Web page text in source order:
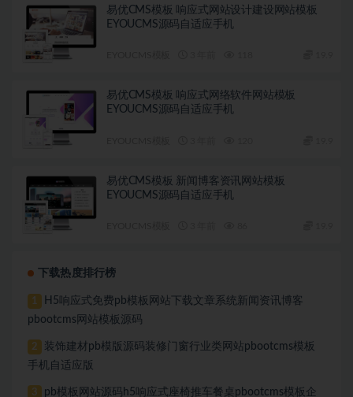
易优CMS模板 响应式网站设计建设网站模板
EYOUCMS源码自适应手机
易优CMS模板 响应式网络软件网站模板
EYOUCMS源码自适应手机
易优CMS模板 新闻博客资讯网站模板
EYOUCMS源码自适应手机
下载热度排行榜
1
H5响应式免费pb模板网站下载文章系统新闻资讯博客
pbootcms网站模板源码
2
装饰建材pb模版源码装修门窗行业类网站pbootcms模板
手机自适应版
3
pb模板网站源码h5响应式座椅推车餐桌pbootcms模板企